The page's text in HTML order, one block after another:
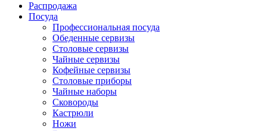
Распродажа
Посуда
Профессиональная посуда
Обеденные сервизы
Столовые сервизы
Чайные сервизы
Кофейные сервизы
Столовые приборы
Чайные наборы
Сковороды
Кастрюли
Ножи